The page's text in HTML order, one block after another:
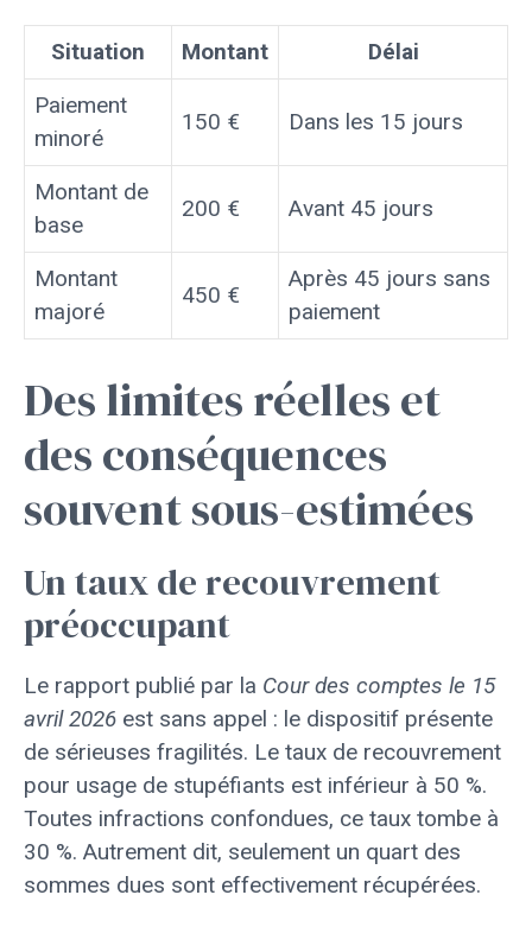
Situation Montant
Délai
Paiement
minoré
150 € Dans les 15 jours
Montant de
base
200 € Avant 45 jours
Montant
majoré
450 €
Après 45 jours sans
paiement
Des limites réelles et
des conséquences
souvent sous-estimées
Un taux de recouvrement
préoccupant
Le rapport publié par la Cour des comptes le 15
avril 2026 est sans appel : le dispositif présente
de sérieuses fragilités. Le taux de recouvrement
pour usage de stupéfiants est inférieur à 50 %.
Toutes infractions confondues, ce taux tombe à
30 %. Autrement dit, seulement un quart des
sommes dues sont effectivement récupérées.